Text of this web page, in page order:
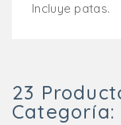
Incluye patas.
23
Categoría: